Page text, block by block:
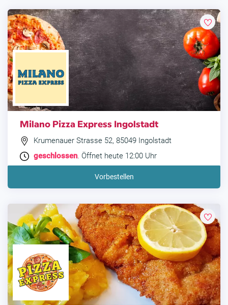
Milano Pizza Express Ingolstadt
Krumenauer Strasse 52, 85049 Ingolstadt
geschlossen. Öffnet heute 12:00 Uhr
Vorbestellen